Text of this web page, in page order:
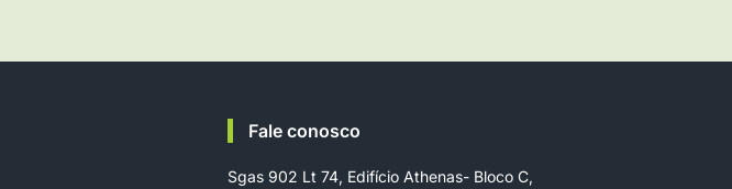
Fale conosco
Sgas 902 Lt 74, Edifício Athenas- Bloco C,